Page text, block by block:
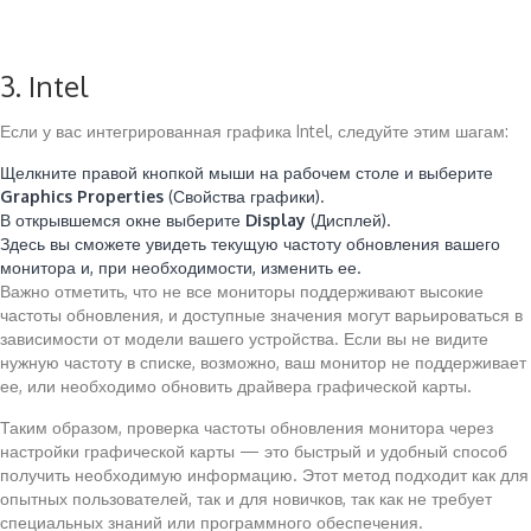
3. Intel
Если у вас интегрированная графика Intel, следуйте этим шагам:
Щелкните правой кнопкой мыши на рабочем столе и выберите
Graphics Properties (Свойства графики).
В открывшемся окне выберите Display (Дисплей).
Здесь вы сможете увидеть текущую частоту обновления вашего
монитора и, при необходимости, изменить ее.
Важно отметить, что не все мониторы поддерживают высокие
частоты обновления, и доступные значения могут варьироваться в
зависимости от модели вашего устройства. Если вы не видите
нужную частоту в списке, возможно, ваш монитор не поддерживает
ее, или необходимо обновить драйвера графической карты.
Таким образом, проверка частоты обновления монитора через
настройки графической карты — это быстрый и удобный способ
получить необходимую информацию. Этот метод подходит как для
опытных пользователей, так и для новичков, так как не требует
специальных знаний или программного обеспечения.